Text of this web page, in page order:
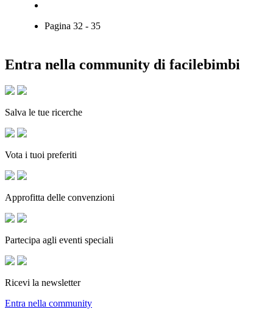
Pagina 32 - 35
Entra nella community di facilebimbi
Salva le tue ricerche
Vota i tuoi preferiti
Approfitta delle convenzioni
Partecipa agli eventi speciali
Ricevi la newsletter
Entra nella community